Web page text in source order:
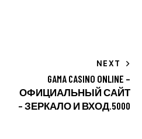
NEXT
GAMA CASINO ONLINE –
ОФИЦИАЛЬНЫЙ САЙТ
– ЗЕРКАЛО И ВХОД.5000